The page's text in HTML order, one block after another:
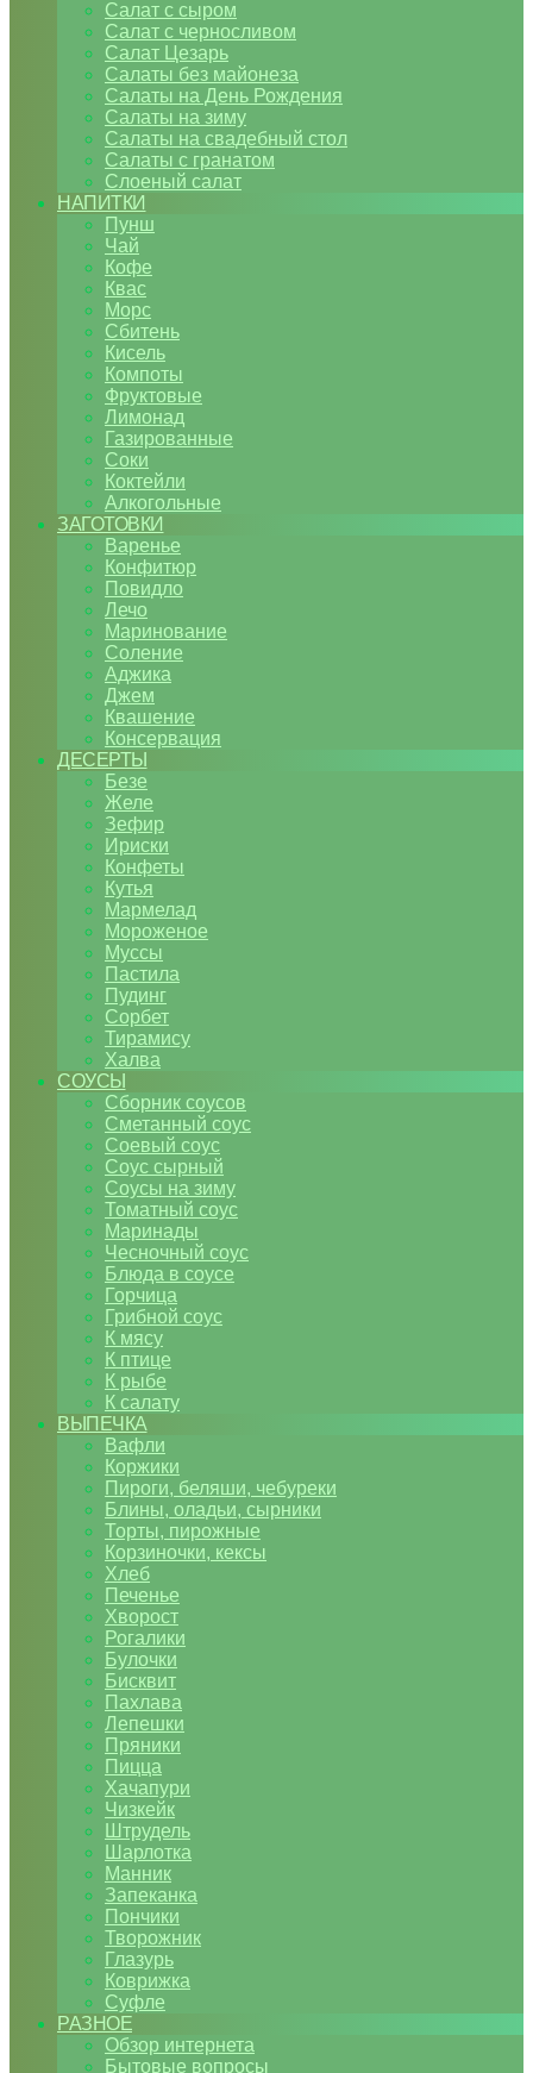
Салат с сыром
Салат с черносливом
Салат Цезарь
Салаты без майонеза
Салаты на День Рождения
Салаты на зиму
Салаты на свадебный стол
Салаты с гранатом
Слоеный салат
НАПИТКИ
Пунш
Чай
Кофе
Квас
Морс
Сбитень
Кисель
Компоты
Фруктовые
Лимонад
Газированные
Соки
Коктейли
Алкогольные
ЗАГОТОВКИ
Варенье
Конфитюр
Повидло
Лечо
Маринование
Соление
Аджика
Джем
Квашение
Консервация
ДЕСЕРТЫ
Безе
Желе
Зефир
Ириски
Конфеты
Кутья
Мармелад
Мороженое
Муссы
Пастила
Пудинг
Сорбет
Тирамису
Халва
СОУСЫ
Сборник соусов
Сметанный соус
Соевый соус
Соус сырный
Соусы на зиму
Томатный соус
Маринады
Чесночный соус
Блюда в соусе
Горчица
Грибной соус
К мясу
К птице
К рыбе
К салату
ВЫПЕЧКА
Вафли
Коржики
Пироги, беляши, чебуреки
Блины, оладьи, сырники
Торты, пирожные
Корзиночки, кексы
Хлеб
Печенье
Хворост
Рогалики
Булочки
Бисквит
Пахлава
Лепешки
Пряники
Пицца
Хачапури
Чизкейк
Штрудель
Шарлотка
Манник
Запеканка
Пончики
Творожник
Глазурь
Коврижка
Суфле
РАЗНОЕ
Обзор интернета
Бытовые вопросы